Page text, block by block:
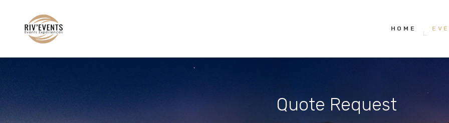
HOME
Quote Request
RIV EVENTS – CONCIERGERIE DE LUXE & ÉVÉNEMENTS
RIV EVENTS est une agence de conciergerie événementielle sur la Côte d'Azur, spécialisée dans la création
BLOG